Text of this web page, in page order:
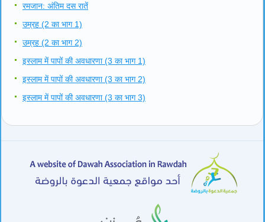
रमजान: अंतिम दस रातें
उम्रह (2 का भाग 1)
उम्रह (2 का भाग 2)
इस्लाम में पापों की अवधारणा (3 का भाग 1)
इस्लाम में पापों की अवधारणा (3 का भाग 2)
इस्लाम में पापों की अवधारणा (3 का भाग 3)